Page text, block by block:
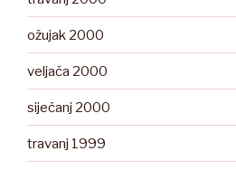
ožujak 2000
veljača 2000
siječanj 2000
travanj 1999